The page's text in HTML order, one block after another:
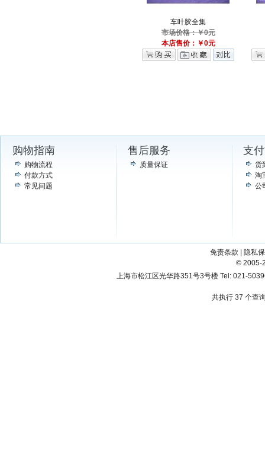
车叶胶全集
市场价格：￥0元
本店售价：￥0元
购物指南
购物流程
付款方式
常见问题
售后服务
质量保证
支
货
淘
公
免责条款
隐私
© 2005-
上海市松江区光华路351号3号楼 Tel: 021-
共执行 37 个查